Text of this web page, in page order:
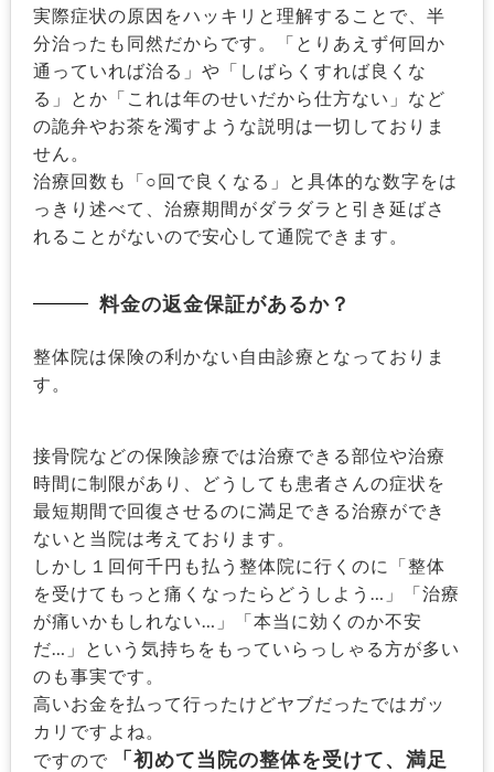
実際症状の原因をハッキリと理解することで、半
分治ったも同然だからです。「とりあえず何回か
通っていれば治る」や「しばらくすれば良くな
る」とか「これは年のせいだから仕方ない」など
の詭弁やお茶を濁すような説明は一切しておりま
せん。
治療回数も「○回で良くなる」と具体的な数字をは
っきり述べて、治療期間がダラダラと引き延ばさ
れることがないので安心して通院できます。
料金の返金保証があるか？
整体院は保険の利かない自由診療となっておりま
す。
接骨院などの保険診療では治療できる部位や治療
時間に制限があり、どうしても患者さんの症状を
最短期間で回復させるのに満足できる治療ができ
ないと当院は考えております。
しかし１回何千円も払う整体院に行くのに「整体
を受けてもっと痛くなったらどうしよう…」「治療
が痛いかもしれない…」「本当に効くのか不安
だ…」という気持ちをもっていらっしゃる方が多い
のも事実です。
高いお金を払って行ったけどヤブだったではガッ
カリですよね。
ですので
「初めて当院の整体を受けて、満足